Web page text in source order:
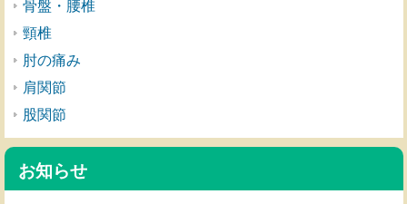
骨盤・腰椎
頸椎
肘の痛み
肩関節
股関節
お知らせ